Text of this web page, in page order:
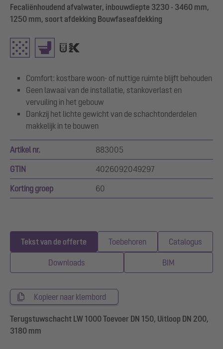
Fecaliënhoudend afvalwater, inbouwdiepte 3230 - 3460 mm,
1250 mm, soort afdekking Bouwfaseafdekking
Comfort: kostbare woon- of nuttige ruimte blijft behouden
Geen lawaai van de installatie, stankoverlast en
vervuiling in het gebouw
Dankzij het lichte gewicht van de schachtonderdelen
makkelijk in te bouwen
Artikel nr. 883005
GTIN 4026092049297
Korting groep 60
Tekst van de offerte Toebehoren Catalogus
Downloads BIM
Kopieer naar klembord
Terugstuwschacht LW 1000 Toevoer DN 150, Uitloop DN 200,
3180 mm